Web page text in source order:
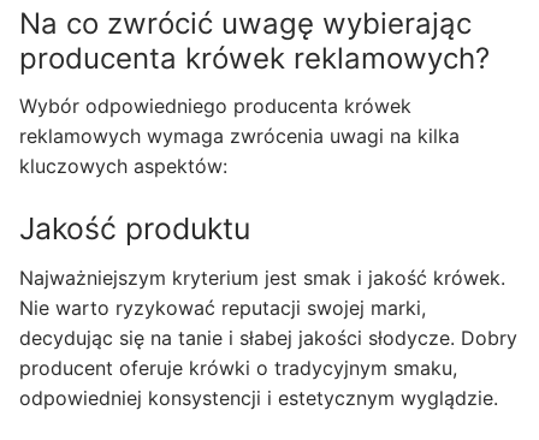
Na co zwrócić uwagę wybierając
producenta krówek reklamowych?
Wybór odpowiedniego producenta krówek
reklamowych wymaga zwrócenia uwagi na kilka
kluczowych aspektów:
Jakość produktu
Najważniejszym kryterium jest smak i jakość krówek.
Nie warto ryzykować reputacji swojej marki,
decydując się na tanie i słabej jakości słodycze. Dobry
producent oferuje krówki o tradycyjnym smaku,
odpowiedniej konsystencji i estetycznym wyglądzie.